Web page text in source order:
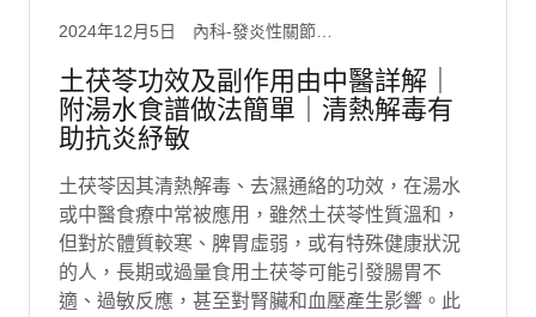
2024年12月5日
土茯苓功效及副作用由中醫詳解｜
附湯水食譜做法簡單｜清熱解毒有
助抗炎紓敏
土茯苓因其清熱解毒、去濕通絡的功效，在湯水
或中醫食療中常被應用，雖然土茯苓性質溫和，
但對於體質較寒、脾胃虛弱，或有特殊健康狀況
的人，長期或過量食用土茯苓可能引發腸胃不
適、過敏反應，甚至對腎臟和血壓產生影響。此